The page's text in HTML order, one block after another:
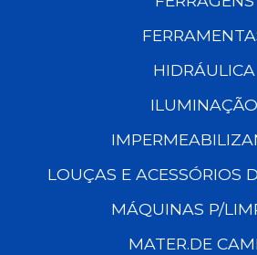
HIDRÁULICA
ILUMINAÇÃO
LOUÇAS E ACESSÓRIOS
MÁQUINAS P/
MATER.DE